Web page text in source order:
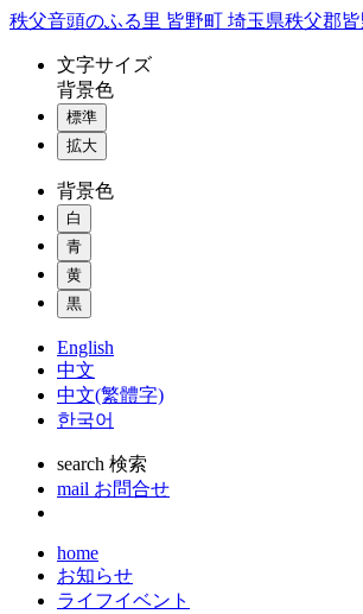
コ
秩父音頭のふる里 皆野町 埼玉県秩父郡
文字サイズ
背景色
標準
拡大
背景色
白
青
黄
黒
English
中文
中文(繁體字)
한국어
search 検索
mail お問合せ
home
お知らせ
ライフイベント